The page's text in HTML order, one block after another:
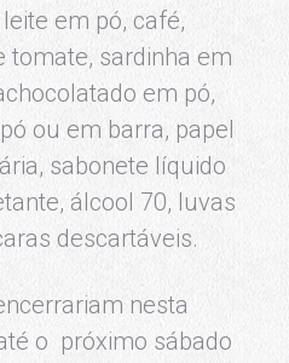
em pó, café,
tomate, sardinha em
em pó,
ou em barra, papel
sabonete líquido
álcool 70, luvas
descartáveis.
nesta
o próximo sábado